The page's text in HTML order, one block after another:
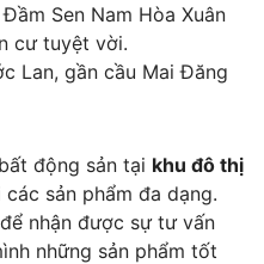
Sen Nam Hòa Xuân
cư tuyệt vời.
Lan, gần cầu Mai Đăng
động sản tại khu đô thị
các sản phẩm đa dạng.
để nhận được sự tư vấn
những sản phẩm tốt